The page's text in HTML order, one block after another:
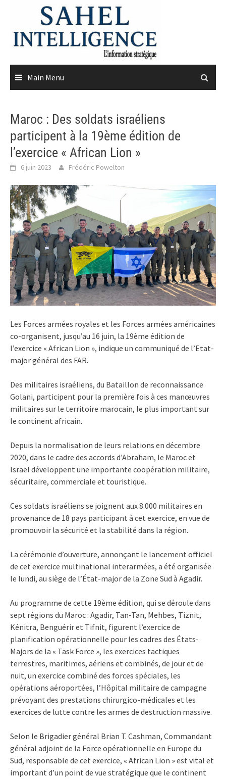
content
Main Menu
Maroc : Des soldats israéliens
participent à la 19ème édition de
l’exercice « African Lion »
6 juin 2023 Frédéric Powelton
Les Forces armées royales et les Forces armées américaines
co-organisent, jusqu’au 16 juin, la 19ème édition de
l’exercice « African Lion », indique un communiqué de l’Etat-
major général des FAR.
Des militaires israéliens, du Bataillon de reconnaissance
Golani, participent pour la première fois à ces manœuvres
militaires sur le territoire marocain, le plus important sur
le continent africain.
Depuis la normalisation de leurs relations en décembre
2020, dans le cadre des accords d’Abraham, le Maroc et
Israël développent une importante coopération militaire,
sécuritaire, commerciale et touristique.
Ces soldats israéliens se joignent aux 8.000 militaires en
provenance de 18 pays participant à cet exercice, en vue de
promouvoir la sécurité et la stabilité dans la région.
La cérémonie d’ouverture, annonçant le lancement officiel
de cet exercice multinational interarmées, a été organisée
le lundi, au siège de l’État-major de la Zone Sud à Agadir.
Au programme de cette 19ème édition, qui se déroule dans
sept régions du Maroc : Agadir, Tan-Tan, Mehbes, Tiznit,
Kénitra, Benguérir et Tifnit, figurent l’exercice de
planification opérationnelle pour les cadres des États-
Majors de la « Task Force », les exercices tactiques
terrestres, maritimes, aériens et combinés, de jour et de
nuit, un exercice combiné des forces spéciales, les
opérations aéroportées, l’Hôpital militaire de campagne
prévoyant des prestations chirurgico-médicales et les
exercices de lutte contre les armes de destruction massive.
Selon le Brigadier général Brian T. Cashman, Commandant
général adjoint de la Force opérationnelle en Europe du
Sud, responsable de cet exercice, « African Lion » est vital et
important d’un point de vue stratégique que le continent